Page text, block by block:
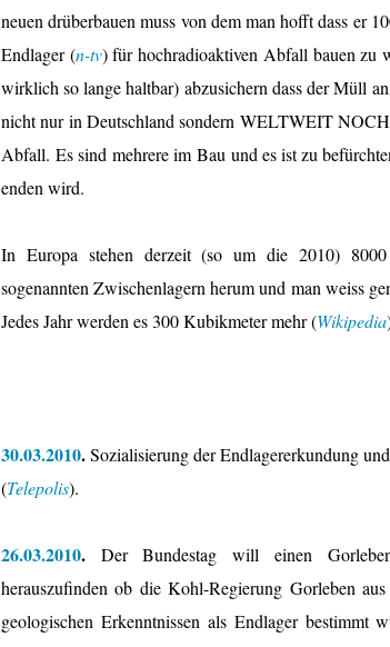
neuen drüberbauen muss von dem man hofft dass er
Endlager (n-tv) für hochradioaktiven Abfall bauen zu
wirklich so lange haltbar) abzusichern dass der Müll
nicht nur in Deutschland sondern WELTWEIT
Abfall. Es sind mehrere im Bau und es ist zu
enden wird.
In Europa stehen derzeit (so um die 2010)
sogenannten Zwischenlagern herum und man weiss
Jedes Jahr werden es 300 Kubikmeter mehr (Wikipedia
30.03.2010.Sozialisierung der Endlagererkundung
(Telepolis).
26.03.2010. Der Bundestag will einen Gorleben-
herauszufinden ob die Kohl-Regierung Gorleben
geologischen Erkenntnissen als Endlager bestimmt